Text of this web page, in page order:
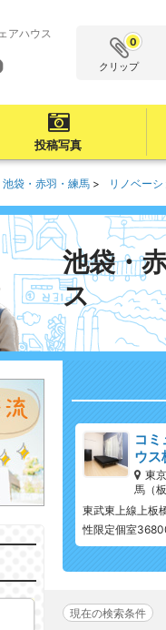
アハウス
クリップ
0
投稿写真
池袋・赤羽・練馬 リノベー
池袋・
ス
コ
ウス
東
馬（
東武東上線上板
性限定個室
現在の検索条件